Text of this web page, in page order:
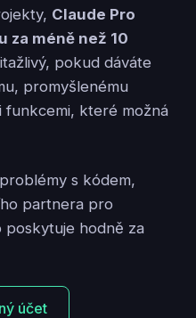
Claude Pro
za méně než 10
pokud dáváte
promyšlenému
funkcemi, které možná
s kódem,
partnera pro
poskytuje hodně za
účet